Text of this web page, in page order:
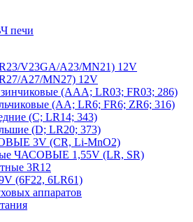
печи
V23GA/A23/MN21) 12V
A27/MN27) 12V
(AAA; LR03; FR03; 286)
(AA; LR6; FR6; ZR6; 316)
(C; LR14; 343)
(D; LR20; 373)
3V (CR, Li-MnO2)
ЧАСОВЫЕ 1,55V (LR, SR)
3R12
(6F22, 6LR61)
аппаратов